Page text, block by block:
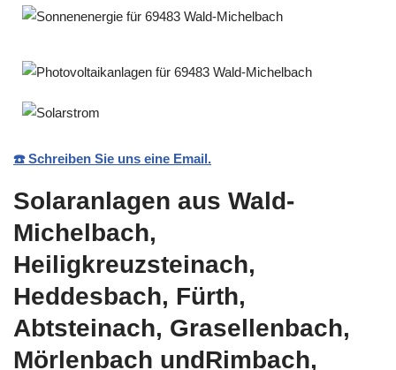
☎️ Schreiben Sie uns eine Email.
Solaranlagen aus Wald-
Michelbach,
Heiligkreuzsteinach,
Heddesbach, Fürth,
Abtsteinach, Grasellenbach,
Mörlenbach undRimbach,